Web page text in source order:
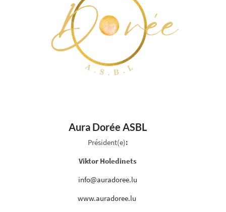
Aura Dorée ASBL
Président(e):
Viktor Holedinets
info@auradoree.lu
www.auradoree.lu